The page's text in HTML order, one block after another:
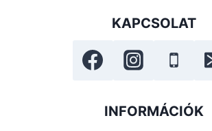
KAPCSOLAT
INFORMÁCIÓK